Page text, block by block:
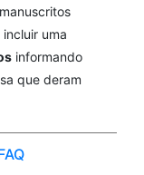
uma
informando
que deram